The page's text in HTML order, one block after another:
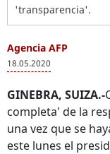
'transparencia'.
Agencia AFP
18.05.2020
GINEBRA, SUIZA.-
completa' de la
una vez que se
este lunes el